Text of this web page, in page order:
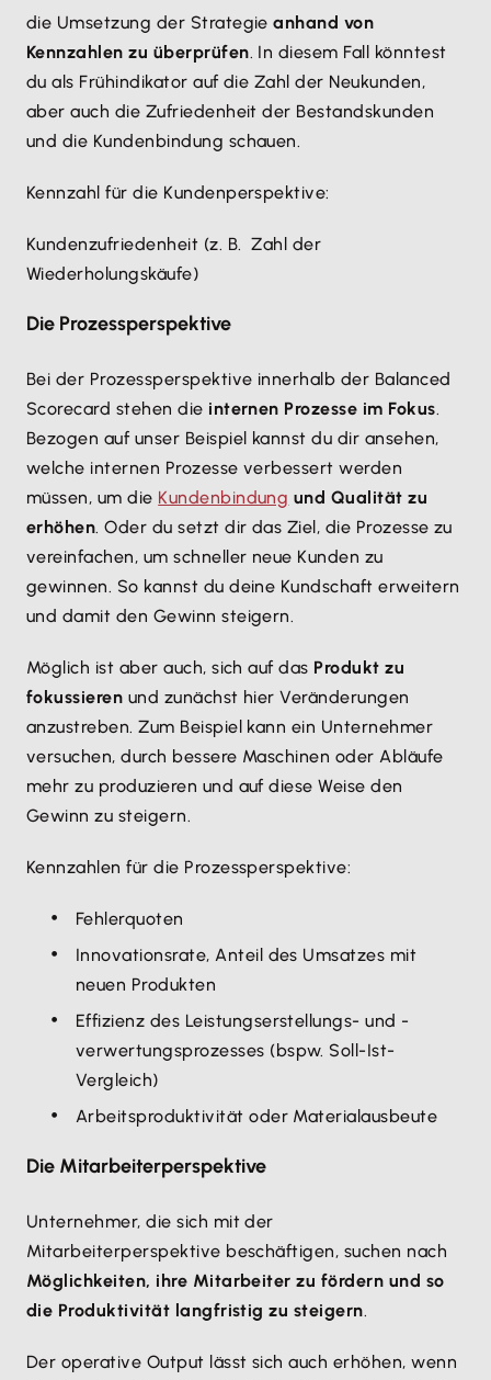
die Umsetzung der Strategieanhand von
Kennzahlen zu überprüfen. In diesem Fall könntest
du als Frühindikator auf die Zahl der Neukunden,
aber auch die Zufriedenheit der Bestandskunden
und die Kundenbindung schauen.
Kennzahl für die Kundenperspektive:
Kundenzufriedenheit (z. B. Zahl der
Wiederholungskäufe)
Die Prozessperspektive
Bei der Prozessperspektive innerhalb der Balanced
Scorecard stehen die internen Prozesse im Fokus.
Bezogen auf unser Beispiel kannst du dir ansehen,
welche internen Prozesse verbessert werden
müssen, um die Kundenbindung und Qualität zu
erhöhen. Oder du setzt dir das Ziel, die Prozesse zu
vereinfachen, um schneller neue Kunden zu
gewinnen. So kannst du deine Kundschaft erweitern
und damit den Gewinn steigern.
Möglich ist aber auch, sich auf das Produkt zu
fokussieren und zunächst hier Veränderungen
anzustreben. Zum Beispiel kann ein Unternehmer
versuchen, durch bessere Maschinen oder Abläufe
mehr zu produzieren und auf diese Weise den
Gewinn zu steigern.
Kennzahlen für die Prozessperspektive:
Fehlerquoten
Innovationsrate, Anteil des Umsatzes mit
neuen Produkten
Effizienz des Leistungserstellungs- und -
verwertungsprozesses (bspw. Soll-Ist-
Vergleich)
Arbeitsproduktivität oder Materialausbeute
Die Mitarbeiterperspektive
Unternehmer, die sich mit der
Mitarbeiterperspektive beschäftigen, suchen nach
Möglichkeiten, ihre Mitarbeiter zu fördern und so
die Produktivität langfristig zu steigern.
Der operative Output lässt sich auch erhöhen, wenn